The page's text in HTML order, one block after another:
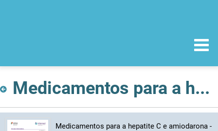
Medicamentos para a hepatite C e amiodarona - risco de problemas cardíacos
Medicamentos para a hepatite C e amiodarona -